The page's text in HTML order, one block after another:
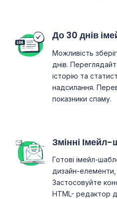
До 30 днів
Можливість
днів.
історію та
надсилання.
показники спаму.
Змінні
Готові імейл-
дизайн-
Застосовуйте
HTML- редактор